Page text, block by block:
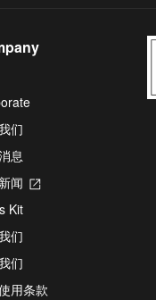
们
息
闻
Kit
们
们
用条款